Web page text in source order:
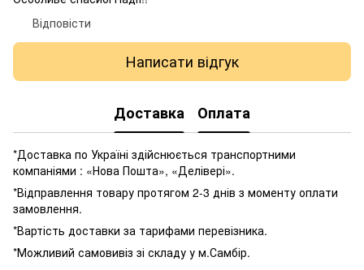
Відповісти
Написати відгук
Доставка Оплата
*Доставка по Україні здійснюється транспортними
компаніями : «Нова Пошта», «Делівері».
*Відправлення товару протягом 2-3 днів з моменту оплати
замовлення.
*Вартість доставки за тарифами перевізника.
*Можливий самовивіз зі складу у м.Самбір.